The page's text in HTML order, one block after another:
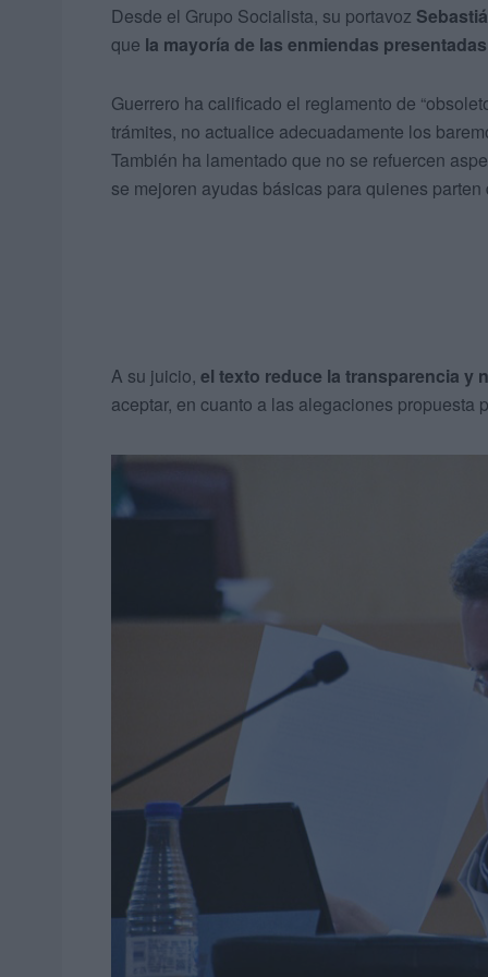
Desde el Grupo Socialista, su portavoz
que la mayoría de las enmiendas
Guerrero ha calificado el reglamento de
trámites, no actualice adecuadamente los
También ha lamentado que no se refuercen
se mejoren ayudas básicas para quienes
A su juicio, el texto reduce la transparencia y
aceptar, en cuanto a las alegaciones propuesta